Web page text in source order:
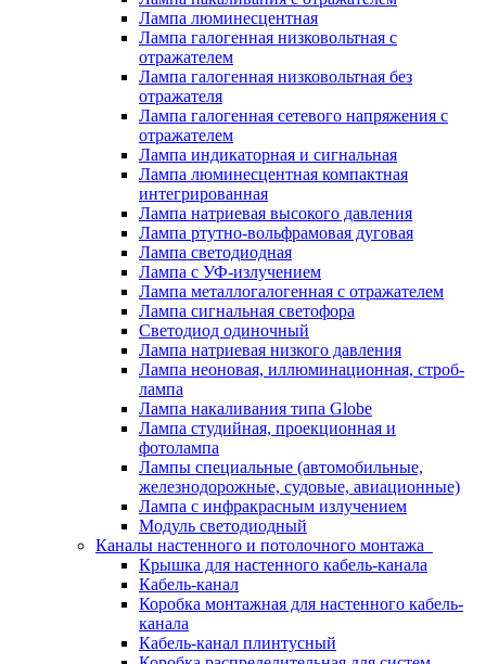
Лампа люминесцентная
Лампа галогенная низковольтная с
отражателем
Лампа галогенная низковольтная без
отражателя
Лампа галогенная сетевого напряжения с
отражателем
Лампа индикаторная и сигнальная
Лампа люминесцентная компактная
интегрированная
Лампа натриевая высокого давления
Лампа ртутно-вольфрамовая дуговая
Лампа светодиодная
Лампа с УФ-излучением
Лампа металлогалогенная с отражателем
Лампа сигнальная светофора
Светодиод одиночный
Лампа натриевая низкого давления
Лампа неоновая, иллюминационная, строб-
лампа
Лампа накаливания типа Globe
Лампа студийная, проекционная и
фотолампа
Лампы специальные (автомобильные,
железнодорожные, судовые, авиационные)
Лампа с инфракрасным излучением
Модуль светодиодный
Каналы настенного и потолочного монтажа
Крышка для настенного кабель-канала
Кабель-канал
Коробка монтажная для настенного кабель-
канала
Кабель-канал плинтусный